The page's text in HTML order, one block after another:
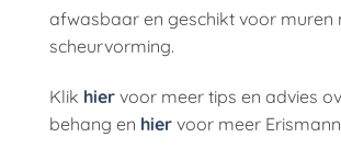
afwasbaar en geschikt voor muren
scheurvorming.
Klik hier voor meer tips en advies
behang en hier voor meer